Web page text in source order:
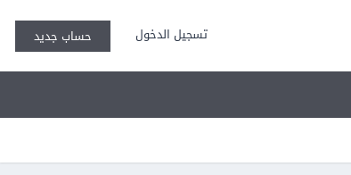
تسجيل الدخول حساب جديد